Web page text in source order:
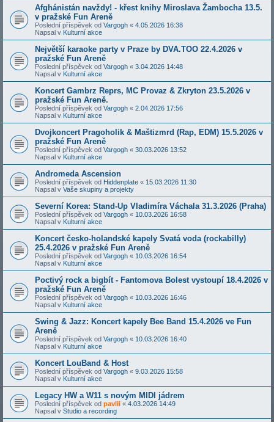
Afghánistán navždy! - křest knihy Miroslava Žambocha 13.5.
v pražské Fun Areně
Poslední příspěvek od Vargogh « 4.05.2026 16:38
Napsal v Kulturní akce
Největší karaoke party v Praze by DVA.TOO 22.4.2026 v
pražské Fun Areně
Poslední příspěvek od Vargogh « 3.04.2026 14:48
Napsal v Kulturní akce
Koncert Gambrz Reprs, MC Provaz & Zkryton 23.5.2026 v
pražské Fun Areně.
Poslední příspěvek od Vargogh « 2.04.2026 17:56
Napsal v Kulturní akce
Dvojkoncert Pragoholik & Maštizmrd (Rap, EDM) 15.5.2026 v
pražské Fun Areně
Poslední příspěvek od Vargogh « 30.03.2026 13:52
Napsal v Kulturní akce
Andromeda Ascension
Poslední příspěvek od Hiddenplate « 15.03.2026 11:30
Napsal v Vaše skupiny a projekty
Severní Korea: Stand-Up Vladimíra Váchala 31.3.2026 (Praha)
Poslední příspěvek od Vargogh « 10.03.2026 16:58
Napsal v Kulturní akce
Koncert česko-holandské kapely Svatá voda (rockabilly)
25.4.2026 v pražské Fun Areně
Poslední příspěvek od Vargogh « 10.03.2026 16:54
Napsal v Kulturní akce
Poctivý rock a bigbít - Fantomova Bolest vystoupí 18.4.2026 v
pražské Fun Areně
Poslední příspěvek od Vargogh « 10.03.2026 16:46
Napsal v Kulturní akce
Swing & Jazz: Koncert kapely Bee Band 15.4.2026 ve Fun
Areně
Poslední příspěvek od Vargogh « 10.03.2026 16:40
Napsal v Kulturní akce
Koncert LouBand & Host
Poslední příspěvek od Vargogh « 9.03.2026 15:58
Napsal v Kulturní akce
Legacy HW a W11 s novým MIDI jádrem
Poslední příspěvek od pavlii « 4.03.2026 14:49
Napsal v Studio a recording